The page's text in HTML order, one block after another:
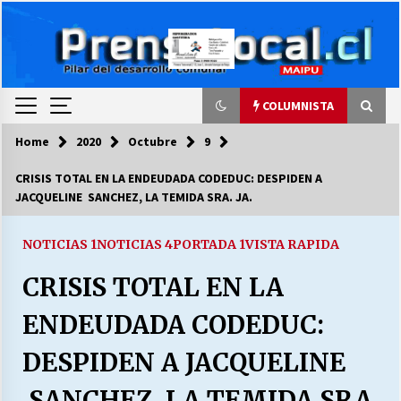
COLUMNISTA
COLUMNISTA
Ya se ordenaron las cuentas de luz… ¿Y
03/08/2026
LA DC POR SIEMPRE.RECORDANDO 69 AÑOS DE
28/07/2026
“ORGULLOSOS DE SER DC” SALUDA EL
Home 2020 Octubre 9
CRISIS TOTAL EN LA ENDEUDADA CODEDUC: DESPIDEN A
JACQUELINE SANCHEZ, LA TEMIDA SRA. JA.
NOTICIAS 1NOTICIAS 4PORTADA 1VISTA RAPIDA
CRISIS TOTAL EN LA
ENDEUDADA CODEDUC:
DESPIDEN A JACQUELINE